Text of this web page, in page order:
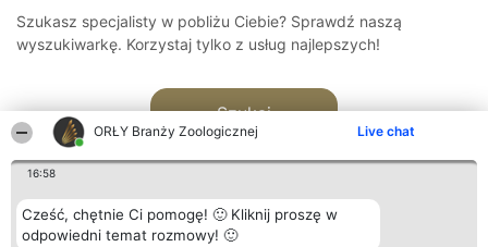
ORŁY Branży Zoologicznej Live chat
16:58
Cześć, chętnie Ci pomogę! 🙂 Kliknij proszę w
odpowiedni temat rozmowy! 🙂
Szukasz specjalisty w pobliżu Ciebie? Sprawdź naszą
wyszukiwarkę. Korzystaj tylko z usług najlepszych!
Szukaj